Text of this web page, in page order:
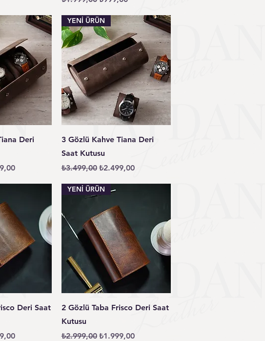
Deri
Fiyat
Hızlı Bakış
YENİ ÜRÜN
3 Gözlü Kahve Tiana Deri
Saat Kutusu
Normal Fiyat
₺3.499,00 İndirimli Fiyat
₺2.499,00
Deri Saat
Fiyat
Hızlı Bakış
YENİ ÜRÜN
2 Gözlü Taba Frisco Deri Saat
Kutusu
Normal Fiyat
₺2.999,00 İndirimli Fiyat
₺1.999,00